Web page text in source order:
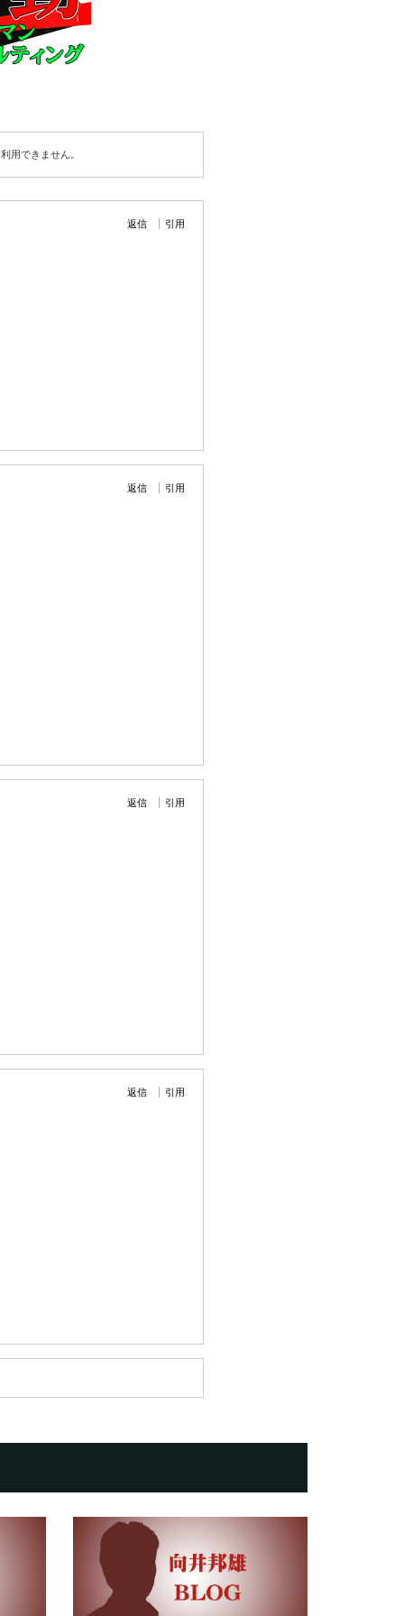
用できません。
返信 引用
返信 引用
返信 引用
返信 引用